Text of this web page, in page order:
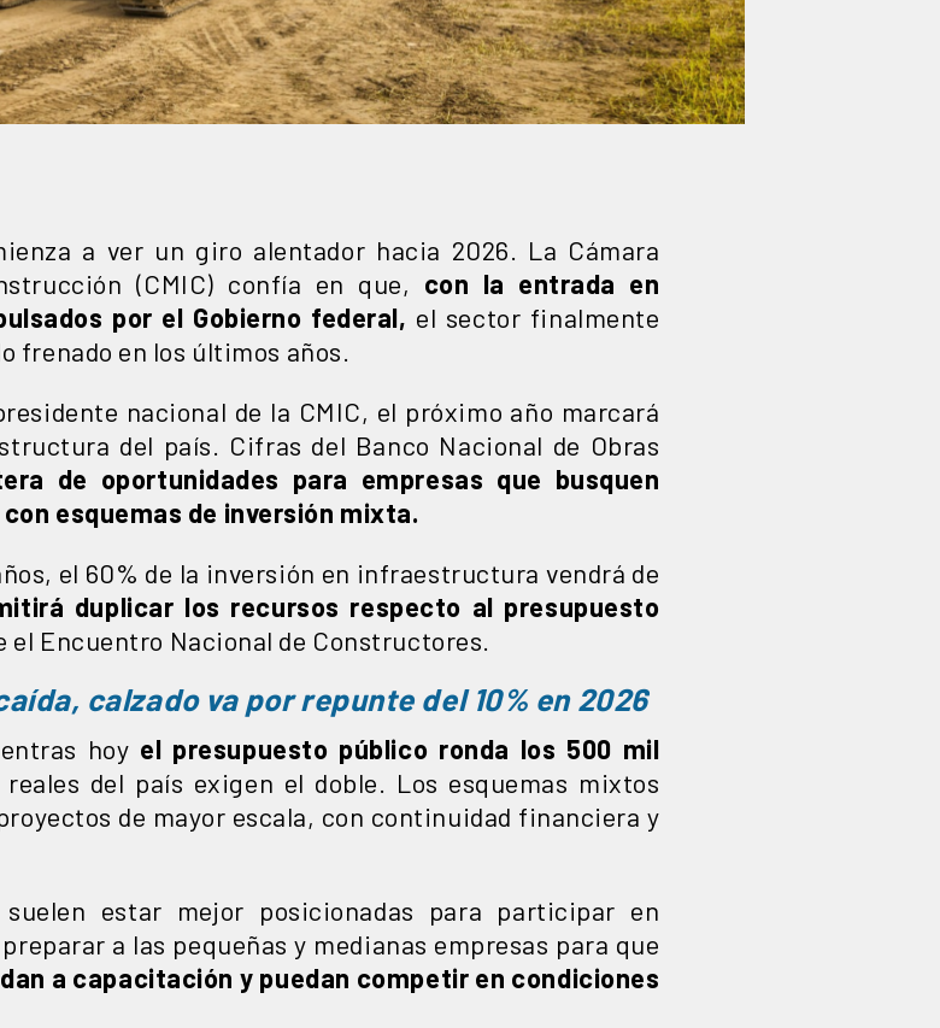
a ver un giro alentador hacia 2026. La Cámara
(CMIC) confía en que, con la entrada en
por el Gobierno federal, el sector finalmente
frenado en los últimos años.
nacional de la CMIC, el próximo año marcará
del país. Cifras del Banco Nacional de Obras
de oportunidades para empresas que busquen
esquemas de inversión mixta.
el 60% de la inversión en infraestructura vendrá de
duplicar los recursos respecto al presupuesto
Encuentro Nacional de Constructores.
calzado va por repunte del 10% en 2026
hoy el presupuesto público ronda los 500 mil
reales del país exigen el doble. Los esquemas mixtos
de mayor escala, con continuidad financiera y
estar mejor posicionadas para participar en
a las pequeñas y medianas empresas para que
a capacitación y puedan competir en condiciones